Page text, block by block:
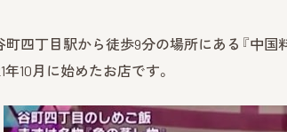
町四丁目駅から徒歩9分の場所にある『中国
年10月に始めたお店です。